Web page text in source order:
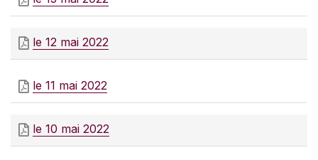
le 12 mai 2022
le 11 mai 2022
le 10 mai 2022